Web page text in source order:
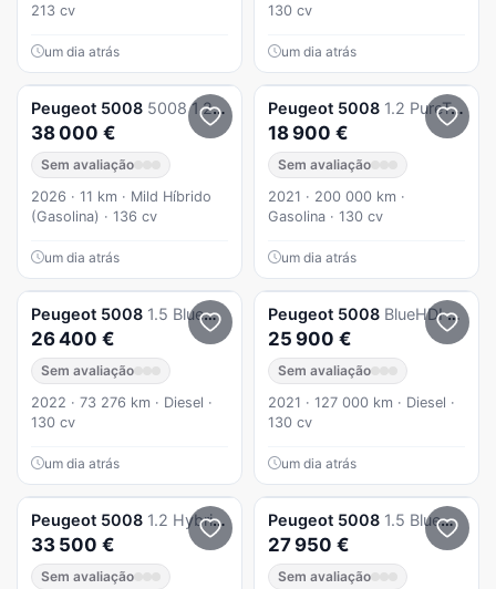
213 cv
um dia atrás
130 cv
um dia atrás
Peugeot 5008 5008 1.2 Hybrid Allure e-DCS6
38 000 €
Sem avaliação
2026 · 11 km · Mild Híbrido
(Gasolina) · 136 cv
um dia atrás
Peugeot 5008 1.2 PureTech Allure Pack EAT8
18 900 €
Sem avaliação
2021 · 200 000 km ·
Gasolina · 130 cv
um dia atrás
Peugeot 5008 1.5 BlueHDi GT Pack EAT8
26 400 €
Sem avaliação
2022 · 73 276 km · Diesel ·
130 cv
um dia atrás
Peugeot 5008 BlueHDI 130 EAT8 GT
25 900 €
Sem avaliação
2021 · 127 000 km · Diesel ·
130 cv
um dia atrás
Peugeot 5008 1.2 Hybrid Allure e-DCS6
33 500 €
Sem avaliação
Peugeot 5008 1.5 BlueHDi GT EAT8
27 950 €
Sem avaliação